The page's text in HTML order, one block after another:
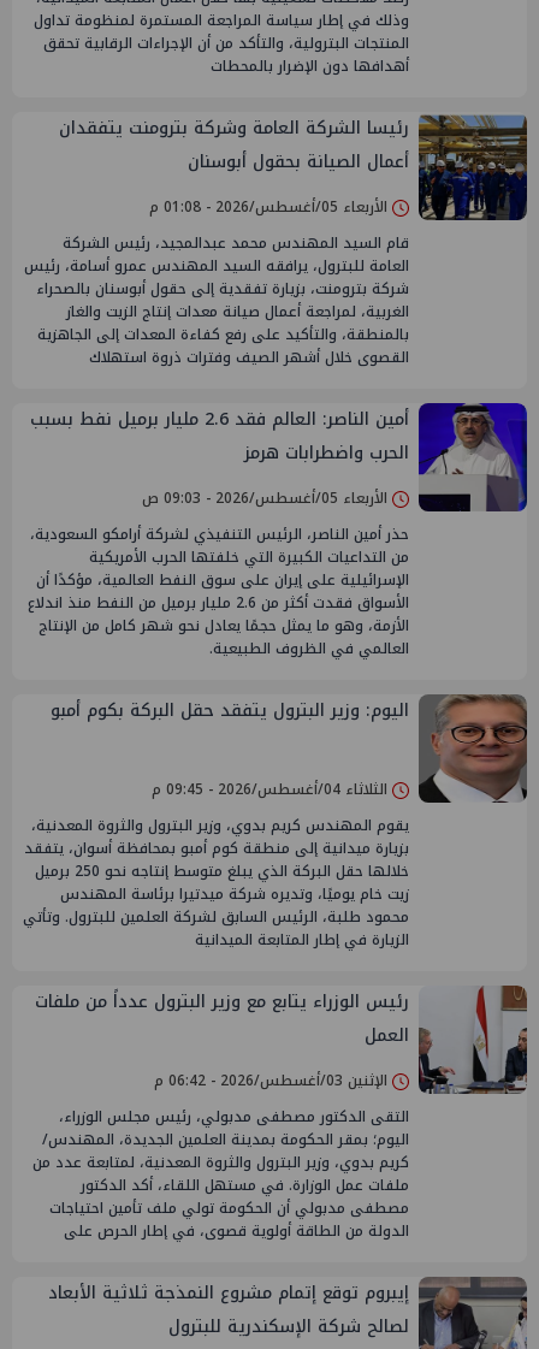
وذلك في إطار سياسة المراجعة المستمرة لمنظومة تداول
المنتجات البترولية، والتأكد من أن الإجراءات الرقابية تحقق
أهدافها دون الإضرار بالمحطات
رئيسا الشركة العامة وشركة بترومنت يتفقدان
أعمال الصيانة بحقول أبوسنان
الأربعاء 05/أغسطس/2026 - 01:08 م
قام السيد المهندس محمد عبدالمجيد، رئيس الشركة
العامة للبترول، يرافقه السيد المهندس عمرو أسامة، رئيس
شركة بترومنت، بزيارة تفقدية إلى حقول أبوسنان بالصحراء
الغربية، لمراجعة أعمال صيانة معدات إنتاج الزيت والغاز
بالمنطقة، والتأكيد على رفع كفاءة المعدات إلى الجاهزية
القصوى خلال أشهر الصيف وفترات ذروة استهلاك
أمين الناصر: العالم فقد 2.6 مليار برميل نفط بسبب
الحرب واضطرابات هرمز
الأربعاء 05/أغسطس/2026 - 09:03 ص
حذر أمين الناصر، الرئيس التنفيذي لشركة أرامكو السعودية،
من التداعيات الكبيرة التي خلفتها الحرب الأمريكية
الإسرائيلية على إيران على سوق النفط العالمية، مؤكدًا أن
الأسواق فقدت أكثر من 2.6 مليار برميل من النفط منذ اندلاع
الأزمة، وهو ما يمثل حجمًا يعادل نحو شهر كامل من الإنتاج
العالمي في الظروف الطبيعية.
اليوم: وزير البترول يتفقد حقل البركة بكوم أمبو
الثلاثاء 04/أغسطس/2026 - 09:45 م
يقوم المهندس كريم بدوي، وزير البترول والثروة المعدنية،
بزيارة ميدانية إلى منطقة كوم أمبو بمحافظة أسوان، يتفقد
خلالها حقل البركة الذي يبلغ متوسط إنتاجه نحو 250 برميل
زيت خام يوميًا، وتديره شركة ميدتيرا برئاسة المهندس
محمود طلبة، الرئيس السابق لشركة العلمين للبترول. وتأتي
الزيارة في إطار المتابعة الميدانية
رئيس الوزراء يتابع مع وزير البترول عدداً من ملفات
العمل
الإثنين 03/أغسطس/2026 - 06:42 م
التقى الدكتور مصطفى مدبولي، رئيس مجلس الوزراء،
اليوم؛ بمقر الحكومة بمدينة العلمين الجديدة، المهندس/
كريم بدوي، وزير البترول والثروة المعدنية، لمتابعة عدد من
ملفات عمل الوزارة. في مستهل اللقاء، أكد الدكتور
مصطفى مدبولي أن الحكومة تولي ملف تأمين احتياجات
الدولة من الطاقة أولوية قصوى، في إطار الحرص على
إيبروم توقع إتمام مشروع النمذجة ثلاثية الأبعاد
لصالح شركة الإسكندرية للبترول